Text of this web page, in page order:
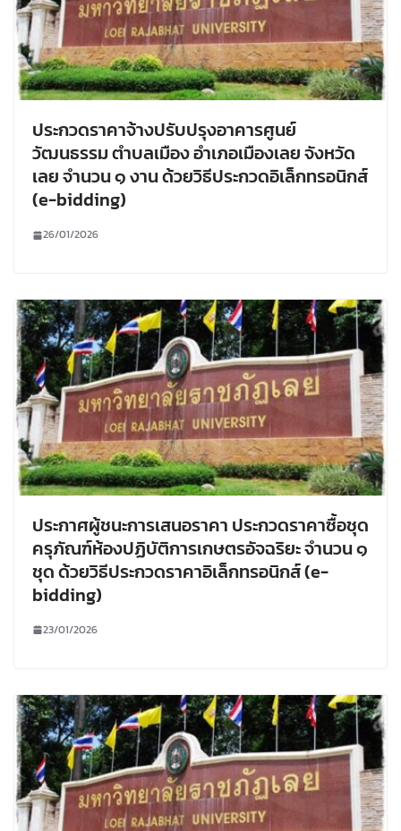
ประกวดราคาจ้างปรับปรุงอาคารศูนย์
วัฒนธรรม ตำบลเมือง อำเภอเมืองเลย จังหวัด
เลย จำนวน ๑ งาน ด้วยวิธีประกวดอิเล็กทรอนิกส์
(e-bidding)
26/01/2026
ประกาศผู้ชนะการเสนอราคา ประกวดราคาซื้อชุด
ครุภัณฑ์ห้องปฏิบัติการเกษตรอัจฉริยะ จำนวน ๑
ชุด ด้วยวิธีประกวดราคาอิเล็กทรอนิกส์ (e-
bidding)
23/01/2026